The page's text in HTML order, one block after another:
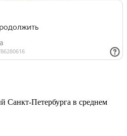
Санкт-Петербурга в среднем